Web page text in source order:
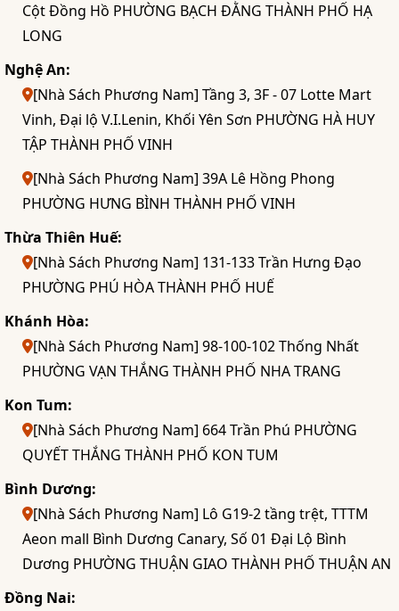
Cột Đồng Hồ PHƯỜNG BẠCH ĐẰNG THÀNH PHỐ HẠ
LONG
Nghệ An:
[Nhà Sách Phương Nam] Tầng 3, 3F - 07 Lotte Mart
Vinh, Đại lộ V.I.Lenin, Khối Yên Sơn PHƯỜNG HÀ HUY
TẬP THÀNH PHỐ VINH
[Nhà Sách Phương Nam] 39A Lê Hồng Phong
PHƯỜNG HƯNG BÌNH THÀNH PHỐ VINH
Thừa Thiên Huế:
[Nhà Sách Phương Nam] 131-133 Trần Hưng Đạo
PHƯỜNG PHÚ HÒA THÀNH PHỐ HUẾ
Khánh Hòa:
[Nhà Sách Phương Nam] 98-100-102 Thống Nhất
PHƯỜNG VẠN THẮNG THÀNH PHỐ NHA TRANG
Kon Tum:
[Nhà Sách Phương Nam] 664 Trần Phú PHƯỜNG
QUYẾT THẮNG THÀNH PHỐ KON TUM
Bình Dương:
[Nhà Sách Phương Nam] Lô G19-2 tầng trệt, TTTM
Aeon mall Bình Dương Canary, Số 01 Đại Lộ Bình
Dương PHƯỜNG THUẬN GIAO THÀNH PHỐ THUẬN AN
Đồng Nai: